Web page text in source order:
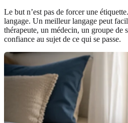
Le but n’est pas de forcer une
langage. Un meilleur langage peut
thérapeute, un médecin, un groupe de
confiance au sujet de ce qui se passe.